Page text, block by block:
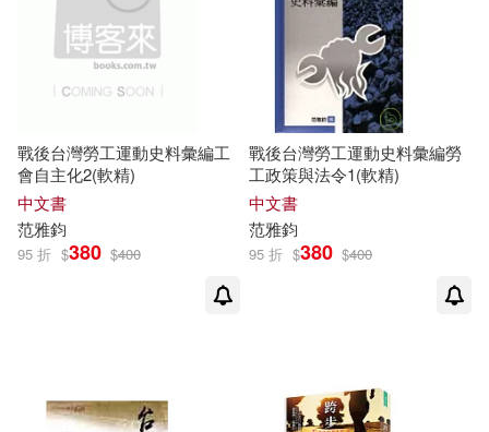
其他 (可複選)
現在可購買商品(4)
作者/演唱/譯/編/繪(7)
價格
範圍
戰後台灣勞工運動史料彙編工
會自主化2(軟精)
中文書
范雅鈞
95 折 $380 $400
戰後台灣勞工運動史料彙編勞
工政策與法令1(軟精)
中文書
范雅鈞
95 折 $380 $400